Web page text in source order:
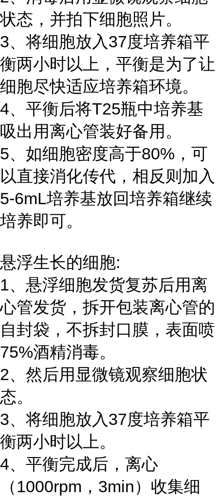
状态，并拍下细胞照片。
3、将细胞放入37度培养箱平
衡两小时以上，平衡是为了让
细胞尽快适应培养箱环境。
4、平衡后将T25瓶中培养基
吸出用离心管装好备用。
5、如细胞密度高于80%，可
以直接消化传代，相反则加入
5-6mL培养基放回培养箱继续
培养即可。
悬浮生长的细胞:
1、悬浮细胞发货复苏后用离
心管发货，拆开包装离心管的
自封袋，不拆封口膜，表面喷
75%酒精消毒。
2、然后用显微镜观察细胞状
态。
3、将细胞放入37度培养箱平
衡两小时以上。
4、平衡完成后，离心
（1000rpm，3min）收集细